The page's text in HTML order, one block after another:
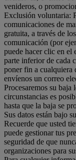
venideros, o
Exclusión voluntaria:
comunicaciones de
gratuita, a través de
comunicación (por
puede hacer clic en el
parte inferior de cada
poner fin a cualquiera
envíenos un correo
Procesaremos su baja
circunstancias es
hasta que la baja se
Sus datos están bajo
Recuerde que usted
puede gestionar tus
seguridad de que
organizaciones para